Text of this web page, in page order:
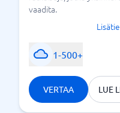
vaadita.
1-500+
VERTAA LUE